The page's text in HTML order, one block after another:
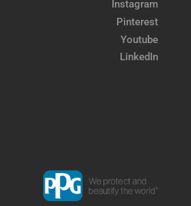
Instagram
Pinterest
Youtube
LinkedIn